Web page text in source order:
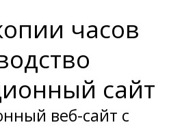
часов
сайт
веб-сайт с